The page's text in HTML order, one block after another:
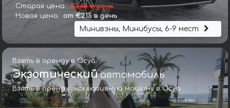
Старая цена :€248 в день
Новая цена : от €215 в день
Минивэны, Минибусы, 6-9 мест
Взять в аренду в Осуа
Экзотическийавтомобиль
Взять в аренду эксклюзивную машину в Осуа